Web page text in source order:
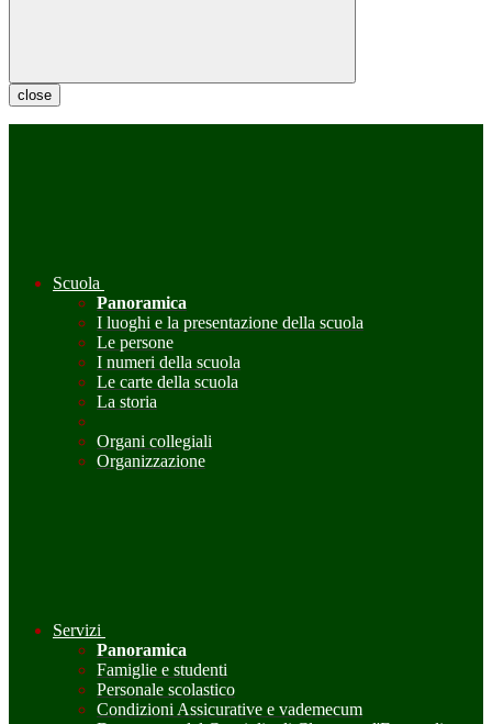
close
Scuola
Panoramica
I luoghi e la presentazione della scuola
Le persone
I numeri della scuola
Le carte della scuola
La storia
Organi collegiali
Organizzazione
Servizi
Panoramica
Famiglie e studenti
Personale scolastico
Condizioni Assicurative e vademecum